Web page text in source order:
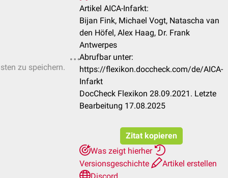
zu speichern.
Artikel AICA-Infarkt:
Bijan Fink, Michael Vogt, Natascha van
den Höfel, Alex Haag, Dr. Frank
Antwerpes
Abrufbar unter:
https://flexikon.doccheck.com/de/AICA-
Infarkt
DocCheck Flexikon 28.09.2021. Letzte
Bearbeitung 17.08.2025
Zitat kopieren
Was zeigt hierher
Versionsgeschichte
Artikel erstellen